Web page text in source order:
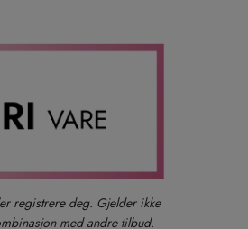
registrere deg. Gjelder ikke
med andre tilbud.